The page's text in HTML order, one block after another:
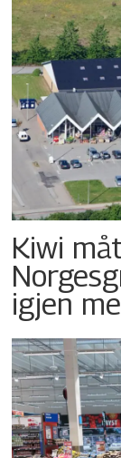
Kiwi
igjen